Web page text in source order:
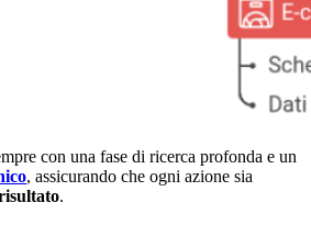
con una fase di ricerca profonda e un
, assicurando che ogni azione sia
.